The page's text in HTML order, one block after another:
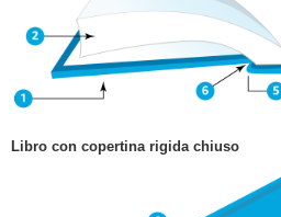
Libro con copertina rigida chiuso